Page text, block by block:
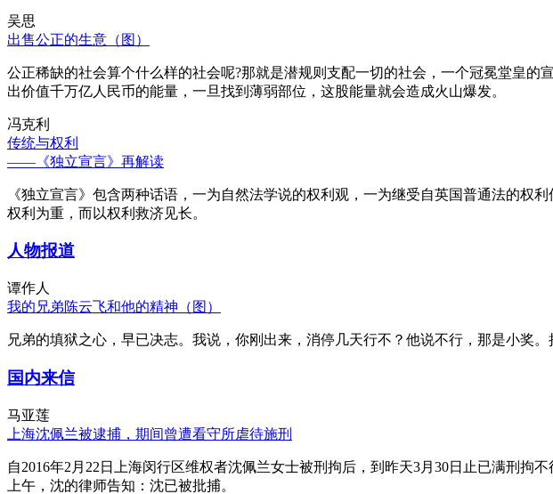
吴思
出售公正的生意（图）
公正稀缺的社会算个什么样的社会呢?那就是潜规则支配一切的社会，一个冠冕堂皇
出价值千万亿人民币的能量，一旦找到薄弱部位，这股能量就会造成火山爆发。
冯克利
传统与权利
——《独立宣言》再解读
《独立宣言》包含两种话语，一为自然法学说的权利观，一为继受自英国普通法的
权利为重，而以权利救济见长。
人物报道
谭作人
我的兄弟陈云飞和他的精神（图）
兄弟的填狱之心，早已决志。我说，你刚出来，消停几天行不？他说不行，那是小奖
国内来信
马亚莲
上海沈佩兰被逮捕，期间曾遭看守所虐待施刑
自2016年2月22日上海闵行区维权者沈佩兰女士被刑拘后，到昨天3月30日止已满刑拘
上午，沈的律师告知：沈已被批捕。